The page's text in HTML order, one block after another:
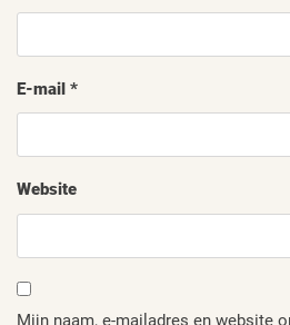
E-mail *
Website
Mijn naam, e-mailadres en website